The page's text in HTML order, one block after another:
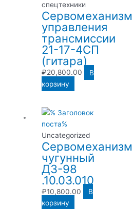
спецтехники
Сервомеханизм
управления
трансмиссии
21-17-4СП
(гитара)
₽20,800.00
В
корзину
Uncategorized
Сервомеханизм
чугунный
ДЗ-98
.10.03.010
₽10,800.00
В
корзину